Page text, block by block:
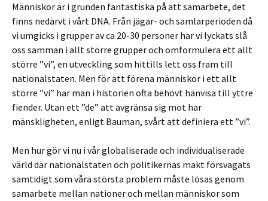
Människor är i grunden fantastiska på att samarbete, det
finns nedärvt i vårt DNA. Från jägar- och samlarperioden då
vi umgicks i grupper av ca 20-30 personer har vi lyckats slå
oss samman i allt större grupper och omformulera ett allt
större ”vi”, en utveckling som hittills lett oss fram till
nationalstaten. Men för att förena människor i ett allt
större ”vi” har man i historien ofta behövt hänvisa till yttre
fiender. Utan ett ”de” att avgränsa sig mot har
mänskligheten, enligt Bauman, svårt att definiera ett ”vi”.
Men hur gör vi nu i vår globaliserade och individualiserade
värld där nationalstaten och politikernas makt försvagats
samtidigt som våra största problem måste lösas genom
samarbete mellan nationer och mellan människor som